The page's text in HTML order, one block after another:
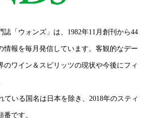
誌「ウォンズ」は、1982年11月創刊から44
情報を毎月発信しています。客観的なデー
のワイン＆スピリッツの現状や今後にフィ
ている国名は日本を除き、2018年のスティ
です。